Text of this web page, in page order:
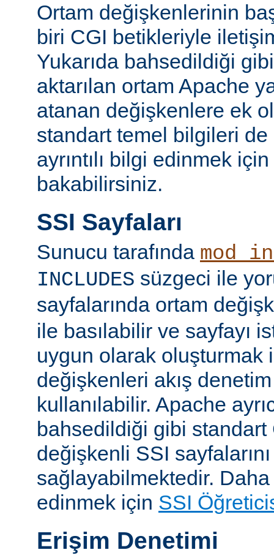
Ortam değişkenlerinin
biri CGI betikleriyle
Yukarıda bahsedildiği
aktarılan ortam Apache
atanan değişkenlere ek
standart temel bilgileri
ayrıntılı bilgi edinmek için
bakabilirsiniz.
SSI Sayfaları
Sunucu tarafında
INCLUDES süzgeci ile
sayfalarında ortam
ile basılabilir ve sayfayı
uygun olarak oluşturmak
değişkenleri akış
kullanılabilir. Apache
bahsedildiği gibi standart
değişkenli SSI
sağlayabilmektedir. Daha
edinmek için SSI
Erişim Denetimi